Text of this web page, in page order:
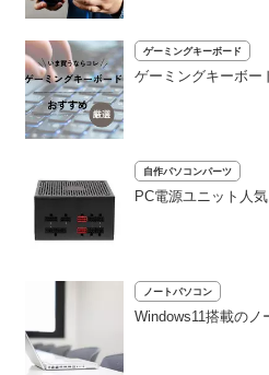
ゲーミングキーボード
ゲーミングキーボー
自作パソコンパーツ
PC電源ユニット人
ノートパソコン
Windows11搭載の